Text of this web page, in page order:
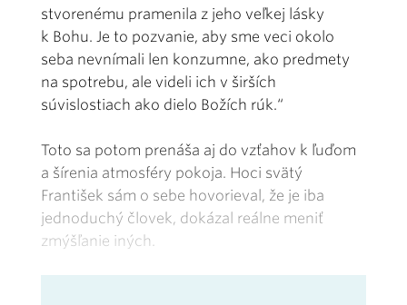
stvorenému pramenila z jeho veľkej lásky
k Bohu. Je to pozvanie, aby sme veci okolo
seba nevnímali len konzumne, ako predmety
na spotrebu, ale videli ich v širších
súvislostiach ako dielo Božích rúk.“
Toto sa potom prenáša aj do vzťahov k ľuďom
a šírenia atmosféry pokoja. Hoci svätý
František sám o sebe hovorieval, že je iba
jednoduchý človek, dokázal reálne meniť
zmýšľanie iných.